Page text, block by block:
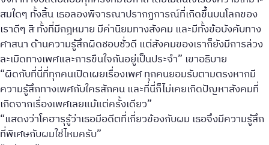
สมใดๆ ทั้งสิ้น เธอลองพิจารณาปรากฏการณ์ที่เกิดขึ้นบนโลกของ
เราดีๆ สิ ทั้งที่มีกฎหมาย มีค่านิยมทางสังคม และมีทั้งข้อบังคับทาง
ศาสนา ด้านความรู้สึกผิดชอบชั่วดี แต่สังคมของเราก็ยังมีการล่วง
ละเมิดทางเพศและการขืนใจกันอยู่เป็นประจำ” เขาอธิบาย
“ผิดกับที่นี่ที่ทุกคนเปิดเผยเรื่องเพศ ทุกคนยอมรับตามตรงหากมี
ความรู้สึกทางเพศกับใครสักคน และที่นี่ก็ไม่เคยเกิดปัญหาสังคมที่
เกิดจากเรื่องเพศเลยแม้แต่ครั้งเดียว”
“แสดงว่าโคฮารุรู้ว่าเธอมีอดีตที่เกี่ยวข้องกับผม เธอจึงมีความรู้สึก
ที่พิเศษกับผมใช่ไหมครับ”